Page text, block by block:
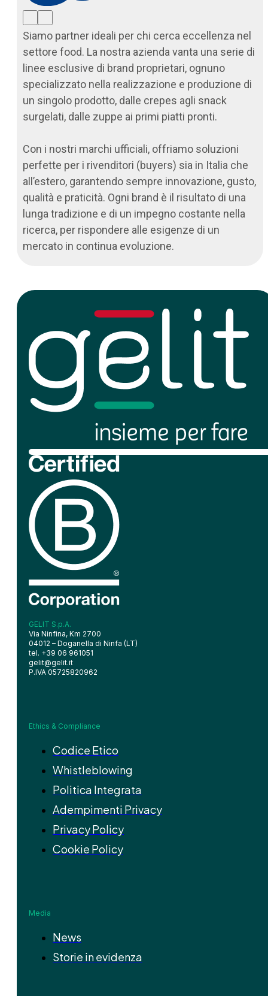
Siamo partner ideali per chi cerca eccellenza nel
settore food. La nostra azienda vanta una serie di
linee esclusive di brand proprietari, ognuno
specializzato nella realizzazione e produzione di
un singolo prodotto, dalle crepes agli snack
surgelati, dalle zuppe ai primi piatti pronti.
Con i nostri marchi ufficiali, offriamo soluzioni
perfette per i rivenditori (buyers) sia in Italia che
all’estero, garantendo sempre innovazione, gusto,
qualità e praticità. Ogni brand è il risultato di una
lunga tradizione e di un impegno costante nella
ricerca, per rispondere alle esigenze di un
mercato in continua evoluzione.
GELIT S.p.A.
Via Ninfina, Km 2700
04012 – Doganella di Ninfa (LT)
tel. +39 06 961051
gelit@gelit.it
P.IVA 05725820962
Ethics & Compliance
Codice Etico
Whistleblowing
Politica Integrata
Adempimenti Privacy
Privacy Policy
Cookie Policy
Media
News
Storie in evidenza